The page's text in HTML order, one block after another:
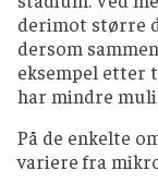
derimot større
dersom
eksempel etter
har mindre
På de enkelte
variere fra